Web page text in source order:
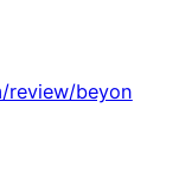
review/beyon